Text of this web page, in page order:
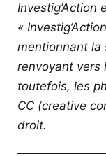
«
mentionnant la
renvoyant vers
toutefois, les
CC (creative
droit.